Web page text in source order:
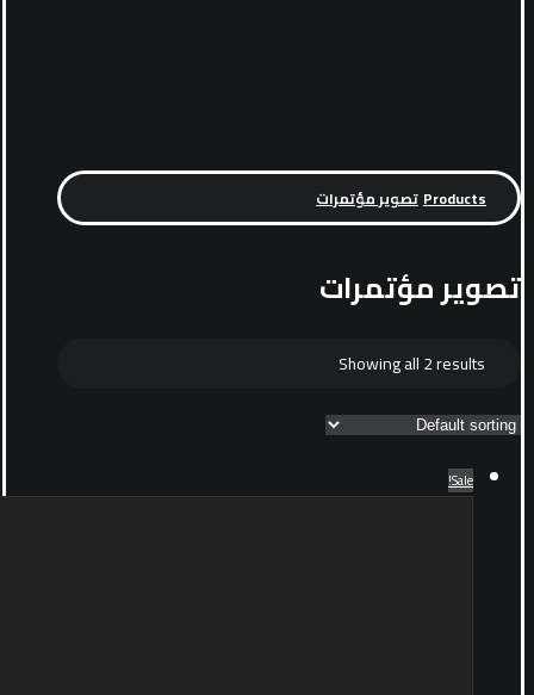
Productsتصوير مؤتمرات
تصوير مؤتمرات
Showing all 2 results
Sale!